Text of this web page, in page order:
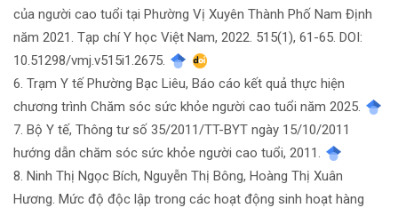
của người cao tuổi tại Phường Vị Xuyên Thành Phố Nam Định
năm 2021. Tạp chí Y học Việt Nam, 2022. 515(1), 61-65. DOI:
10.51298/vmj.v515i1.2675.
6. Trạm Y tế Phường Bạc Liêu, Báo cáo kết quả thực hiện
chương trình Chăm sóc sức khỏe người cao tuổi năm 2025.
7. Bộ Y tế, Thông tư số 35/2011/TT-BYT ngày 15/10/2011
hướng dẫn chăm sóc sức khỏe người cao tuổi, 2011.
8. Ninh Thị Ngọc Bích, Nguyễn Thị Bông, Hoàng Thị Xuân
Hương. Mức độ độc lập trong các hoạt động sinh hoạt hàng